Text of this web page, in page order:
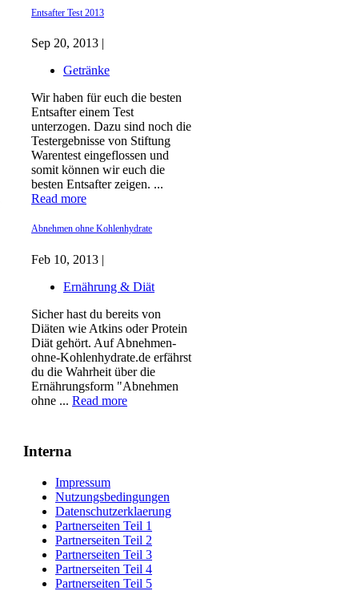
Entsafter Test 2013
Sep 20, 2013 |
Getränke
Wir haben für euch die besten
Entsafter einem Test
unterzogen. Dazu sind noch die
Testergebnisse von Stiftung
Warentest eingeflossen und
somit können wir euch die
besten Entsafter zeigen. ...
Read more
Abnehmen ohne Kohlenhydrate
Feb 10, 2013 |
Ernährung & Diät
Sicher hast du bereits von
Diäten wie Atkins oder Protein
Diät gehört. Auf Abnehmen-
ohne-Kohlenhydrate.de erfährst
du die Wahrheit über die
Ernährungsform "Abnehmen
ohne ... Read more
Interna
Impressum
Nutzungsbedingungen
Datenschutzerklaerung
Partnerseiten Teil 1
Partnerseiten Teil 2
Partnerseiten Teil 3
Partnerseiten Teil 4
Partnerseiten Teil 5